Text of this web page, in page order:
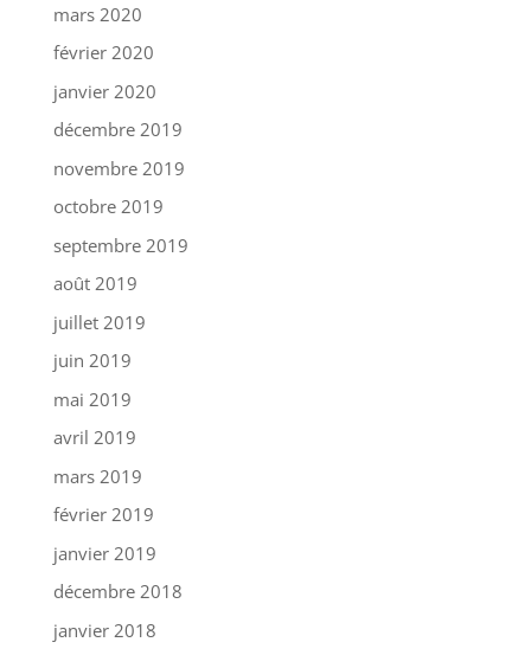
mars 2020
février 2020
janvier 2020
décembre 2019
novembre 2019
octobre 2019
septembre 2019
août 2019
juillet 2019
juin 2019
mai 2019
avril 2019
mars 2019
février 2019
janvier 2019
décembre 2018
janvier 2018